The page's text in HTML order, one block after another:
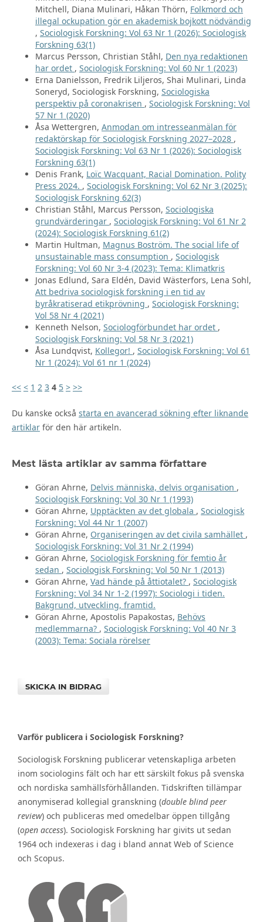
Mitchell, Diana Mulinari, Håkan Thörn, Folkmord och
illegal ockupation gör en akademisk bojkott nödvändig
, Sociologisk Forskning: Vol 63 Nr 1 (2026): Sociologisk
Forskning 63(1)
Marcus Persson, Christian Ståhl, Den nya redaktionen
har ordet , Sociologisk Forskning: Vol 60 Nr 1 (2023)
Erna Danielsson, Fredrik Liljeros, Shai Mulinari, Linda
Soneryd, Sociologisk Forskning, Sociologiska
perspektiv på coronakrisen , Sociologisk Forskning: Vol
57 Nr 1 (2020)
Åsa Wettergren, Anmodan om intresseanmälan för
redaktörskap för Sociologisk Forskning 2027–2028 ,
Sociologisk Forskning: Vol 63 Nr 1 (2026): Sociologisk
Forskning 63(1)
Denis Frank, Loïc Wacquant, Racial Domination. Polity
Press 2024. , Sociologisk Forskning: Vol 62 Nr 3 (2025):
Sociologisk Forskning 62(3)
Christian Ståhl, Marcus Persson, Sociologiska
grundvärderingar , Sociologisk Forskning: Vol 61 Nr 2
(2024): Sociologisk Forskning 61(2)
Martin Hultman, Magnus Boström. The social life of
unsustainable mass consumption , Sociologisk
Forskning: Vol 60 Nr 3-4 (2023): Tema: Klimatkris
Jonas Edlund, Sara Eldén, David Wästerfors, Lena Sohl,
Att bedriva sociologisk forskning i en tid av
byråkratiserad etikprövning , Sociologisk Forskning:
Vol 58 Nr 4 (2021)
Kenneth Nelson, Sociologförbundet har ordet ,
Sociologisk Forskning: Vol 58 Nr 3 (2021)
Åsa Lundqvist, Kollegor! , Sociologisk Forskning: Vol 61
Nr 1 (2024): Vol 61 nr 1 (2024)
<< < 1 2 3 4 5 > >>
Du kanske också starta en avancerad sökning efter liknande
artiklarför den här artikeln.
Mest lästa artiklar av samma författare
Göran Ahrne, Delvis människa, delvis organisation ,
Sociologisk Forskning: Vol 30 Nr 1 (1993)
Göran Ahrne, Upptäckten av det globala , Sociologisk
Forskning: Vol 44 Nr 1 (2007)
Göran Ahrne, Organiseringen av det civila samhället ,
Sociologisk Forskning: Vol 31 Nr 2 (1994)
Göran Ahrne, Sociologisk Forskning för femtio år
sedan , Sociologisk Forskning: Vol 50 Nr 1 (2013)
Göran Ahrne, Vad hände på åttiotalet? , Sociologisk
Forskning: Vol 34 Nr 1-2 (1997): Sociologi i tiden.
Bakgrund, utveckling, framtid.
Göran Ahrne, Apostolis Papakostas, Behövs
medlemmarna? , Sociologisk Forskning: Vol 40 Nr 3
(2003): Tema: Sociala rörelser
SKICKA IN BIDRAG
Varför publicera i Sociologisk Forskning?
Sociologisk Forskning publicerar vetenskapliga arbeten
inom sociologins fält och har ett särskilt fokus på svenska
och nordiska samhällsförhållanden. Tidskriften tillämpar
anonymiserad kollegial granskning (double blind peer
review) och publiceras med omedelbar öppen tillgång
(open access). Sociologisk Forskning har givits ut sedan
1964 och indexeras i dag i bland annat Web of Science
och Scopus.